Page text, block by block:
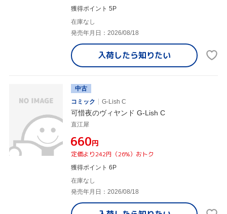
獲得ポイント 5P
在庫なし
発売年月日：2026/08/18
入荷したら知りたい
中古
コミック
G-Lish C
可惜夜のヴィヤンド G-Lish C
直江犀
¥660円
定価より242円（26%）おトク
獲得ポイント 6P
在庫なし
発売年月日：2026/08/18